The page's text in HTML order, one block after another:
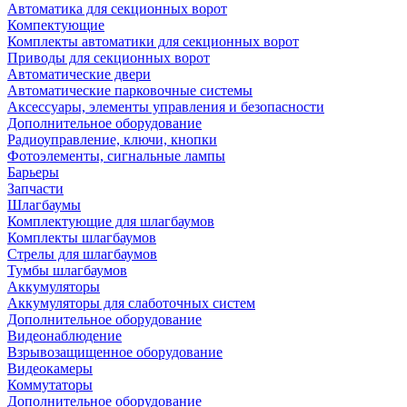
Автоматика для секционных ворот
Компектующие
Комплекты автоматики для секционных ворот
Приводы для секционных ворот
Автоматические двери
Автоматические парковочные системы
Аксессуары, элементы управления и безопасности
Дополнительное оборудование
Радиоуправление, ключи, кнопки
Фотоэлементы, сигнальные лампы
Барьеры
Запчасти
Шлагбаумы
Комплектующие для шлагбаумов
Комплекты шлагбаумов
Стрелы для шлагбаумов
Тумбы шлагбаумов
Аккумуляторы
Аккумуляторы для слаботочных систем
Дополнительное оборудование
Видеонаблюдение
Взрывозащищенное оборудование
Видеокамеры
Коммутаторы
Дополнительное оборудование